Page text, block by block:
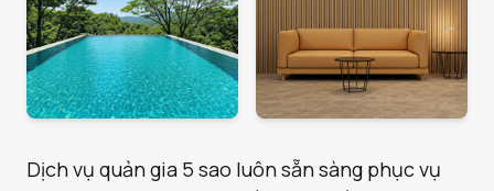
Dịch vụ quản gia 5 sao luôn sẵn sàng phục vụ